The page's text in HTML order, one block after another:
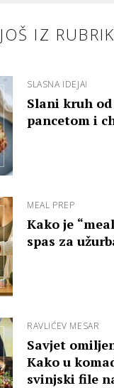
JOŠ IZ
SLASNA IDEJA!
Slani kruh
pancetom i
MEAL PREP
Kako je
spas za
RAVLIĆEV MESAR
Savjet
Kako u
svinjski file